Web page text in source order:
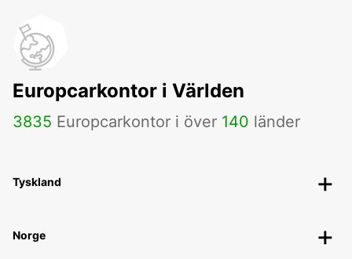
Europcarkontor i Världen
3835 Europcarkontor i över 140 länder
Tyskland
Norge